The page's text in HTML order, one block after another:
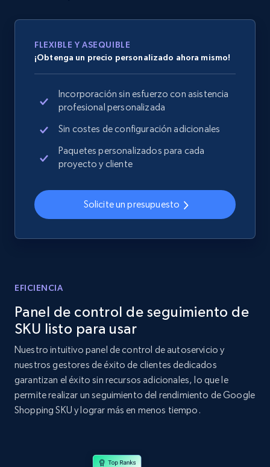
specified UPC
URL, Domain, Country code, Model number,
Sku, Product id, Product name, Manufacturer,
and more.
2.1K+ 355+
Amazon products global dataset
Title, Seller name, Brand, Description, Initial
price, Currency, Availability, Reviews count, and
375+
FLEXIBLE Y ASEQUIBLE
¡Obtenga un precio personalizado ahora mismo!
Incorporación sin esfuerzo con asistencia
profesional personalizada
Sin costes de configuración adicionales
Paquetes personalizados para cada
proyecto y cliente
Solicite un presupuesto
EFICIENCIA
Panel de control de seguimiento de
SKU listo para usar
Nuestro intuitivo panel de control de autoservicio y
nuestros gestores de éxito de clientes dedicados
garantizan el éxito sin recursos adicionales, lo que le
permite realizar un seguimiento del rendimiento de Google
Shopping SKU y lograr más en menos tiempo.